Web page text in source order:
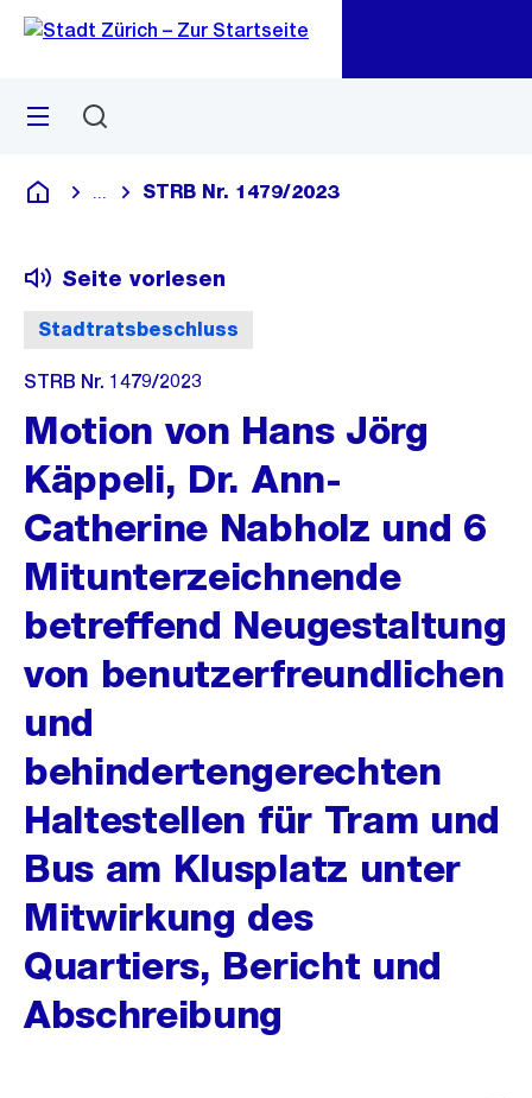
Navigation
Sprunglink
Menü
Deutsch
Blende alle Breadcrumbs ein
STRB Nr. 1479/2023
Stadtratsbeschluss
Seite vorlesen
STRB Nr. 1479/2023
Motion von Hans Jörg
Käppeli, Dr. Ann-
Catherine Nabholz und 6
Mitunterzeichnende
betreffend Neugestaltung
von benutzerfreundlichen
und
behindertengerechten
Haltestellen für Tram und
Bus am Klusplatz unter
Mitwirkung des
Quartiers, Bericht und
Abschreibung